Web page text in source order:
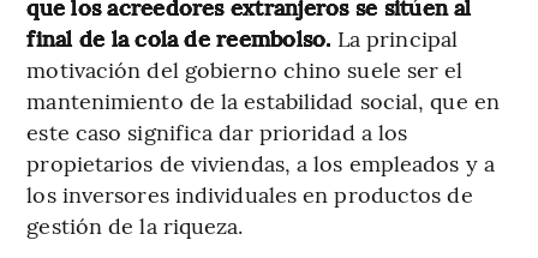
que los acreedores extranjeros se sitúen al
final de la cola de reembolso. La principal
motivación del gobierno chino suele ser el
mantenimiento de la estabilidad social, que en
este caso significa dar prioridad a los
propietarios de viviendas, a los empleados y a
los inversores individuales en productos de
gestión de la riqueza.